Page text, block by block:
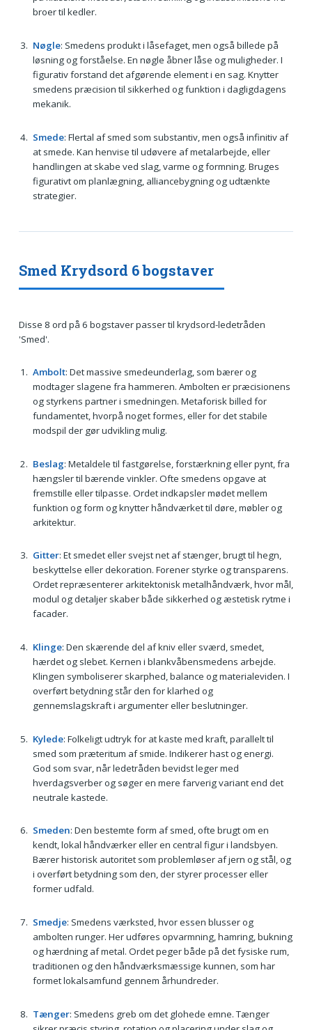
broer til kedler.
Nøgle: Smedens produkt i låsefaget, men også billede på
løsning og forståelse. En nøgle åbner låse og muligheder. I
figurativ forstand det afgørende element i en sag. Knytter
smedens præcision til sikkerhed og funktion i dagligdagens
mekanik.
Smede: Flertal af smed som substantiv, men også infinitiv af
at smede. Kan henvise til udøvere af metalarbejde, eller
handlingen at skabe ved slag, varme og formning. Bruges
figurativt om planlægning, alliancebygning og udtænkte
strategier.
Smed Krydsord 6 bogstaver
Disse 8 ord på 6 bogstaver passer til krydsord-ledetråden
'Smed'.
Ambolt: Det massive smedeunderlag, som bærer og
modtager slagene fra hammeren. Ambolten er præcisionens
og styrkens partner i smedningen. Metaforisk billed for
fundamentet, hvorpå noget formes, eller for det stabile
modspil der gør udvikling mulig.
Beslag: Metaldele til fastgørelse, forstærkning eller pynt, fra
hængsler til bærende vinkler. Ofte smedens opgave at
fremstille eller tilpasse. Ordet indkapsler mødet mellem
funktion og form og knytter håndværket til døre, møbler og
arkitektur.
Gitter: Et smedet eller svejst net af stænger, brugt til hegn,
beskyttelse eller dekoration. Forener styrke og transparens.
Ordet repræsenterer arkitektonisk metalhåndværk, hvor mål,
modul og detaljer skaber både sikkerhed og æstetisk rytme i
facader.
Klinge: Den skærende del af kniv eller sværd, smedet,
hærdet og slebet. Kernen i blankvåbensmedens arbejde.
Klingen symboliserer skarphed, balance og materialeviden. I
overført betydning står den for klarhed og
gennemslagskraft i argumenter eller beslutninger.
Kylede: Folkeligt udtryk for at kaste med kraft, parallelt til
smed som præteritum af smide. Indikerer hast og energi.
God som svar, når ledetråden bevidst leger med
hverdagsverber og søger en mere farverig variant end det
neutrale kastede.
Smeden: Den bestemte form af smed, ofte brugt om en
kendt, lokal håndværker eller en central figur i landsbyen.
Bærer historisk autoritet som problemløser af jern og stål, og
i overført betydning som den, der styrer processer eller
former udfald.
Smedje: Smedens værksted, hvor essen blusser og
ambolten runger. Her udføres opvarmning, hamring, bukning
og hærdning af metal. Ordet peger både på det fysiske rum,
traditionen og den håndværksmæssige kunnen, som har
formet lokalsamfund gennem århundreder.
Tænger: Smedens greb om det glohede emne. Tænger